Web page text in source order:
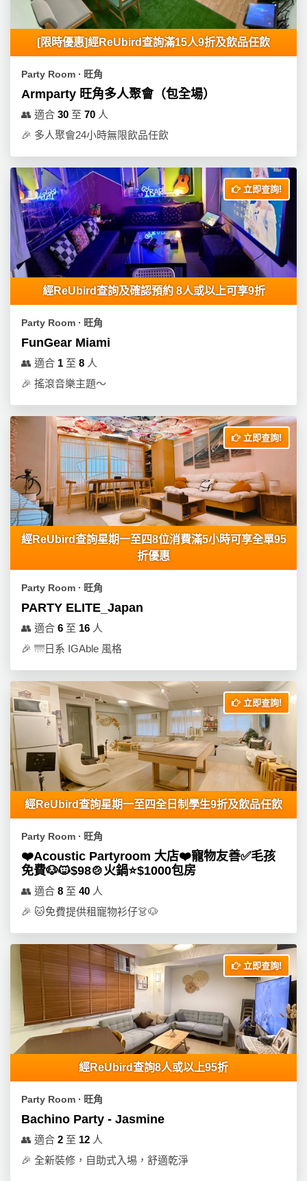
色
及
花
藝
訂
製
禮
物
場
佈
置
用
即
食
即
列
聚
會
及
拍
餐
BBQ
新
樂
體
手
作
工
作
戶
外
玩
樂
遊
艇
出
租
朋
祝
生
日
拖
企
業/
公
司
活
婚
禮
親
子
動
動
略
需
知
軟
件
夾
時
間
情
願
清
聯
[限時優惠]經ReUbird查詢滿15人9折及飲品任飲
Party Room ∙ 旺角
Armparty 旺角多人聚會（包全場）
👥 適合 30 至 70 人
🎉 多人聚會24小時無限飲品任飲
立即查詢!
經ReUbird查詢及確認預約 8人或以上可享9折
Party Room ∙ 旺角
FunGear Miami
👥 適合 1 至 8 人
🎉 搖滾音樂主題～
立即查詢!
經ReUbird查詢星期一至四8位消費滿5小時可享全單95
折優惠
Party Room ∙ 旺角
PARTY ELITE_Japan
👥 適合 6 至 16 人
🎉 🌁日系 IGAble 風格
立即查詢!
經ReUbird查詢星期一至四全日制學生9折及飲品任飲
Party Room ∙ 旺角
❤️Acoustic Partyroom 大店❤️寵物友善✅毛孩
免費🐶🐱$98🍲火鍋⭐️$1000包房
👥 適合 8 至 40 人
🎉 🐱免費提供租寵物衫仔👗🐶
立即查詢!
經ReUbird查詢8人或以上95折
Party Room ∙ 旺角
Bachino Party - Jasmine
👥 適合 2 至 12 人
🎉 全新裝修，自助式入埸，舒適乾淨